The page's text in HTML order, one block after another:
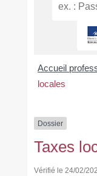
Accueil
locales
Dossier
Taxes
Vérifié le 24/02/